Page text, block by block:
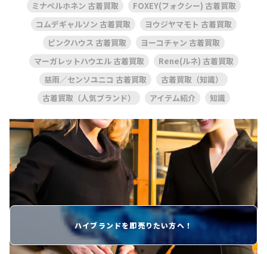
ミナペルホネン 古着買取
FOXEY(フォクシー) 古着買取
コムデギャルソン 古着買取
ヨウジヤマモト 古着買取
ピンクハウス 古着買取
ヨーコチャン 古着買取
マーガレットハウエル 古着買取
Rene(ルネ) 古着買取
慈雨／センソユニコ 古着買取
古着買取（知識）
古着買取（人気ブランド）
アイテム紹介 知識
ハイブランドを即売りたい方へ！